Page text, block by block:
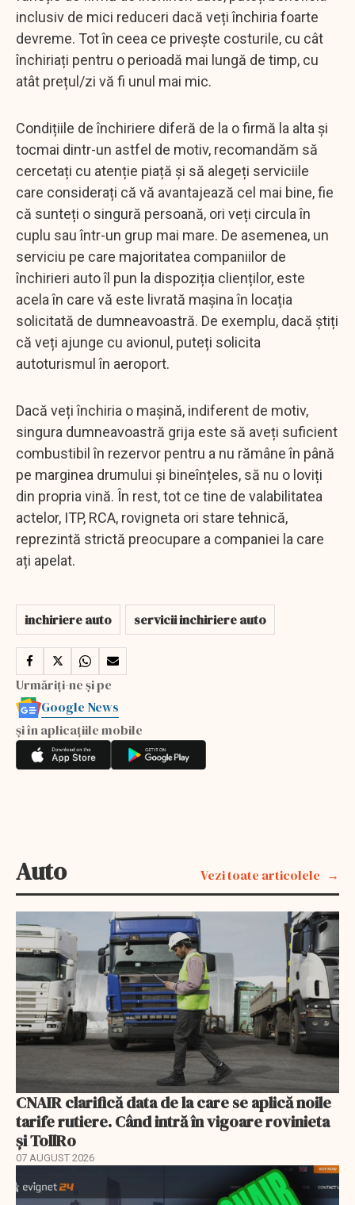
inclusiv de mici reduceri dacă veți închiria foarte
devreme. Tot în ceea ce privește costurile, cu cât
închiriați pentru o perioadă mai lungă de timp, cu
atât prețul/zi vă fi unul mai mic.
Condițiile de închiriere diferă de la o firmă la alta și
tocmai dintr-un astfel de motiv, recomandăm să
cercetați cu atenție piață și să alegeți serviciile
care considerați că vă avantajează cel mai bine, fie
că sunteți o singură persoană, ori veți circula în
cuplu sau într-un grup mai mare. De asemenea, un
serviciu pe care majoritatea companiilor de
închirieri auto îl pun la dispoziția clienților, este
acela în care vă este livrată mașina în locația
solicitată de dumneavoastră. De exemplu, dacă știți
că veți ajunge cu avionul, puteți solicita
autoturismul în aeroport.
Dacă veți închiria o mașină, indiferent de motiv,
singura dumneavoastră grija este să aveți suficient
combustibil în rezervor pentru a nu rămâne în până
pe marginea drumului și bineînțeles, să nu o loviți
din propria vină. În rest, tot ce tine de valabilitatea
actelor, ITP, RCA, rovigneta ori stare tehnică,
reprezintă strictă preocupare a companiei la care
ați apelat.
inchiriere auto servicii inchiriere auto
Urmăriți-ne și pe
Google News
și în aplicațiile mobile
Auto Vezi toate articolele
CNAIR clarifică data de la care se aplică noile
tarife rutiere. Când intră în vigoare rovinieta
și TollRo
07 AUGUST 2026